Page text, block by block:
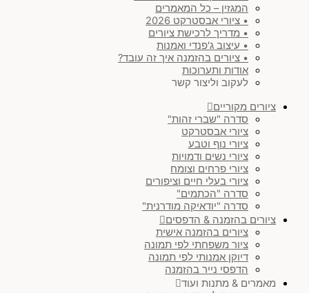
המגזין – כל המאמרים
• ציורי אבסטרקט 2026
• מדריך לרכישת ציורים
• עיצוב ג'פנדי ואמנות
• ציורים בהזמנה איך זה עובד?
אודות ותערוכות
לעקוב וליצור קשר
ציורים מקוריים
סדרה "שברי זהות"
ציורי אבסטרקט
ציורי נוף וטבע
ציורי נשים ודמויות
ציורי פרחים וצומח
ציורי בעלי חיים וציפורים
סדרה "הכתמים"
סדרה "יודאיקה מודרנית"
ציורים בהזמנה & הדפסים
ציורים בהזמנה אישית
ציור משפחתי לפי תמונה
דיוקן אמנותי לפי תמונה
הדפסי נייר בהזמנה
מאמרים & מתנות ועוד